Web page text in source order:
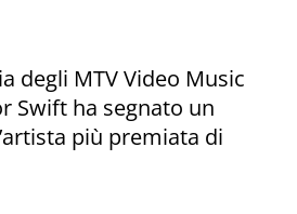
degli MTV Video Music
Swift ha segnato un
più premiata di